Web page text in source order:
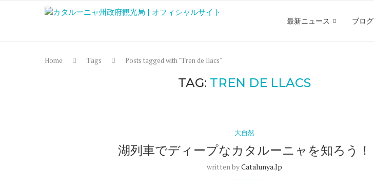
最新ニュース ブログ
Home Tags Posts tagged with "Tren de llacs"
TAG: TREN DE LLACS
大自然
湖列車でディープなカタルーニャを知ろう！
written byCatalunya.jp